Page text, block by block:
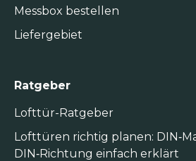
Messbox bestellen
Liefergebiet
Ratgeber
Lofttür-Ratgeber
Lofttüren richtig planen:
DIN‑Richtung einfach erklärt